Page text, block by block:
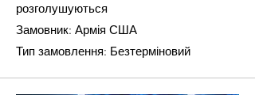
розголушуються
Замовник: Армія США
Тип замовлення: Безтерміновий